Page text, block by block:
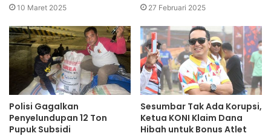
10 Maret 2025 27 Februari 2025
Polisi Gagalkan
Penyelundupan 12 Ton
Pupuk Subsidi
Sesumbar Tak Ada Korupsi,
Ketua KONI Klaim Dana
Hibah untuk Bonus Atlet